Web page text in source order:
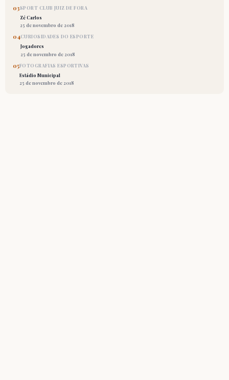
03SPORT CLUB JUIZ DE FORA
Zé Carlos
25 de novembro de 2018
04CURIOSIDADES DO ESPORTE
Jogadores
25 de novembro de 2018
05FOTOGRAFIAS ESPORTIVAS
Estádio Municipal
25 de novembro de 2018